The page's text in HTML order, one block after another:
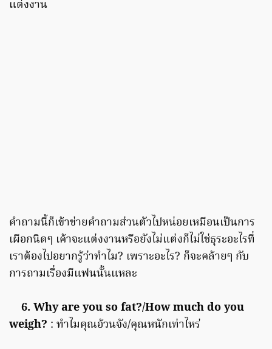
แต่งงาน
คำถามนี้ก็เข้าข่ายคำถามส่วนตัวไปหน่อยเหมือนเป็นการ
เผือกนิดๆ เค้าจะแต่งงานหรือยังไม่แต่งก็ไม่ใช่ธุระอะไรที่
เราต้องไปอยากรู้ว่าทำไม? เพราะอะไร? ก็จะคล้ายๆ กับ
การถามเรื่องมีแฟนนั้นแหละ
6. Why are you so fat?/How much do you
weigh? : ทำไมคุณอ้วนจัง/คุณหนักเท่าไหร่